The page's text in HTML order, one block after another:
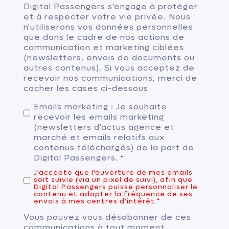
Digital Passengers s'engage à protéger
et à respecter votre vie privée. Nous
n'utiliserons vos données personnelles
que dans le cadre de nos actions de
communication et marketing ciblées
(newsletters, envois de documents ou
autres contenus). Si vous acceptez de
recevoir nos communications, merci de
cocher les cases ci-dessous
Emails marketing : Je souhaite
recevoir les emails marketing
(newsletters d'actus agence et
marché et emails relatifs aux
contenus téléchargés) de la part de
Digital Passengers. *
J'accepte que l'ouverture de mes emails
soit suivie (via un pixel de suivi), afin que
Digital Passengers puisse personnaliser le
contenu et adapter la fréquence de ses
envois à mes centres d'intérêt.*
Vous pouvez vous désabonner de ces